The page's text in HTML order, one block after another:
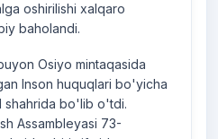
oshirilishi xalqaro
baholandi.
Osiyo mintaqasida
Inson huquqlari bo'yicha
shahrida bo'lib o'tdi.
Assambleyasi 73-